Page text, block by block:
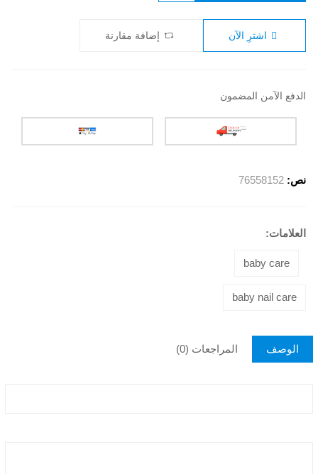
اشترِ الآن إضافة مقارنة
الدفع الآمن المضمون
نص: 76558152
العلامات:
baby care
baby nail care
الوصف المراجعات (0)